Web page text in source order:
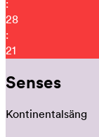
:
28
:
11
Senses
Kontinentalsäng